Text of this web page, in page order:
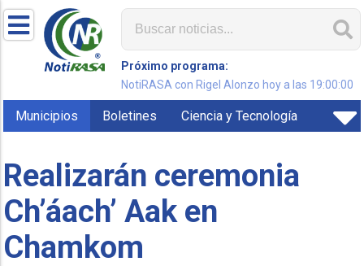
Próximo programa:
NotiRASA con Rigel Alonzo hoy a las 19:00:00
Municipios Boletines Ciencia y Tecnología
Realizarán ceremonia
Ch’áach’ Aak en
Chamkom